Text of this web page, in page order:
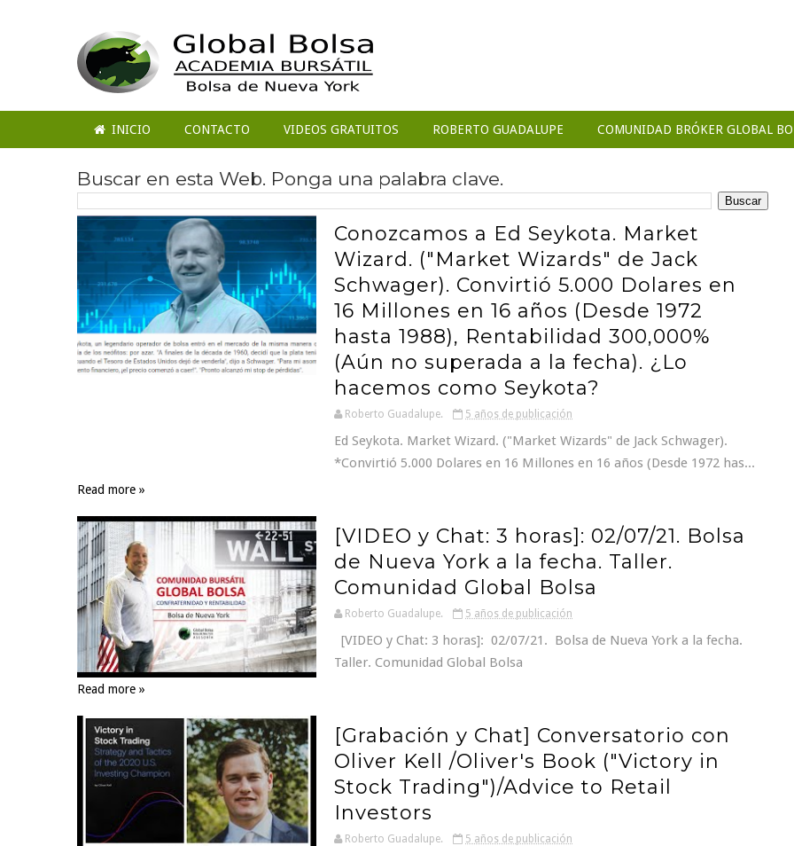
INICIO CONTACTO VIDEOS GRATUITOS ROBERTO GUADALUPE COMUNIDAD BRÓKER GLOBAL
Buscar en esta Web. Ponga una palabra clave.
Conozcamos a Ed Seykota. Market
Wizard. ("Market Wizards" de Jack
Schwager). Convirtió 5.000 Dolares en
16 Millones en 16 años (Desde 1972
hasta 1988), Rentabilidad 300,000%
(Aún no superada a la fecha). ¿Lo
hacemos como Seykota?
Roberto Guadalupe. 5 años de publicación
Ed Seykota. Market Wizard. ("Market Wizards" de Jack Schwager).
*Convirtió 5.000 Dolares en 16 Millones en 16 años (Desde 1972 has...
Read more »
[VIDEO y Chat: 3 horas]: 02/07/21. Bolsa
de Nueva York a la fecha. Taller.
Comunidad Global Bolsa
Roberto Guadalupe. 5 años de publicación
[VIDEO y Chat: 3 horas]: 02/07/21. Bolsa de Nueva York a la fecha.
Taller. Comunidad Global Bolsa
Read more »
[Grabación y Chat] Conversatorio con
Oliver Kell /Oliver's Book ("Victory in
Stock Trading")/Advice to Retail
Investors
Roberto Guadalupe. 5 años de publicación